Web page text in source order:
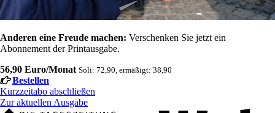
Anderen eine Freude machen: Verschenken Sie jetzt ein
Abonnement der Printausgabe.
56,90 Euro/Monat Soli: 72,90, ermäßigt: 38,90
Bestellen
Kurzzeitabo abschließen
Zur aktuellen Ausgabe